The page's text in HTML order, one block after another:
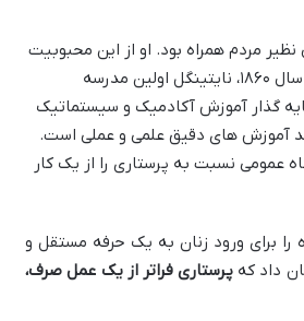
مردم همراه بود. او از این محبوبیت
برای پیگیری هدف اصلی خود، یعنی حرفه ای کردن پرستاری، بهره برد. در سال ۱۸۶۰، نایتینگل اولین مدرسه
گذار آموزش آکادمیک و سیستماتیک
آموزش های دقیق علمی و عملی است.
عمومی نسبت به پرستاری را از یک کار
را برای ورود زنان به یک حرفه مستقل و
داد که پرستاری فراتر از یک عمل صرف،